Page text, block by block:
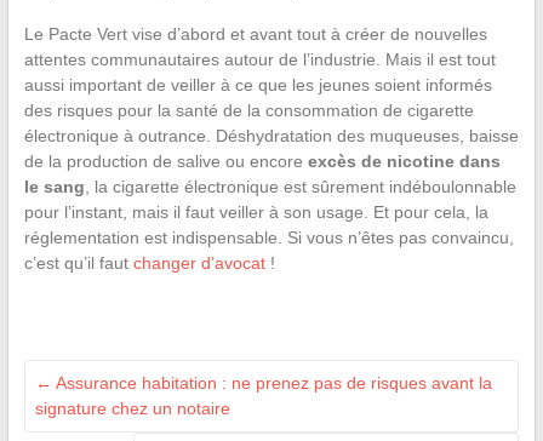
Le Pacte Vert vise d’abord et avant tout à créer de nouvelles
attentes communautaires autour de l’industrie. Mais il est tout
aussi important de veiller à ce que les jeunes soient informés
des risques pour la santé de la consommation de cigarette
électronique à outrance. Déshydratation des muqueuses, baisse
de la production de salive ou encore excès de nicotine dans
le sang, la cigarette électronique est sûrement indéboulonnable
pour l’instant, mais il faut veiller à son usage. Et pour cela, la
réglementation est indispensable. Si vous n’êtes pas convaincu,
c’est qu’il faut changer d’avocat!
← Assurance habitation : ne prenez pas de risques avant la
signature chez un notaire